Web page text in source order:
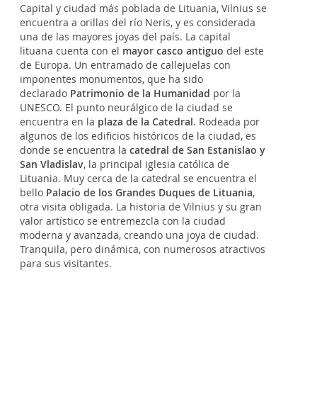
Capital y ciudad más poblada de Lituania, Vilnius se
encuentra a orillas del río Neris, y es considerada
una de las mayores joyas del país. La capital
lituana cuenta con el mayor casco antiguo del este
de Europa. Un entramado de callejuelas con
imponentes monumentos, que ha sido
declarado Patrimonio de la Humanidad por la
UNESCO. El punto neurálgico de la ciudad se
encuentra en la plaza de la Catedral. Rodeada por
algunos de los edificios históricos de la ciudad, es
donde se encuentra la catedral de San Estanislao y
San Vladislav, la principal iglesia católica de
Lituania. Muy cerca de la catedral se encuentra el
bello Palacio de los Grandes Duques de Lituania,
otra visita obligada. La historia de Vilnius y su gran
valor artístico se entremezcla con la ciudad
moderna y avanzada, creando una joya de ciudad.
Tranquila, pero dinámica, con numerosos atractivos
para sus visitantes.